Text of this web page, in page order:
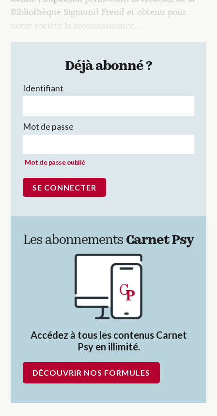
Bibliothèque Sigmund Freud et obtenu pour
notre société la reconnaissance…
Déjà abonné ?
Identifiant
Mot de passe
Mot de passe oublié
Les abonnements Carnet Psy
Accédez à tous les contenus Carnet
Psy en illimité.
DÉCOUVRIR NOS FORMULES